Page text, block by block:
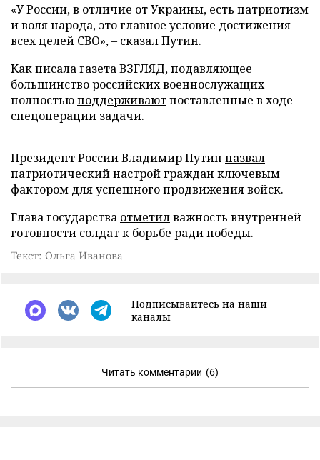
«У России, в отличие от Украины, есть патриотизм
и воля народа, это главное условие достижения
всех целей СВО», – сказал Путин.
Как писала газета ВЗГЛЯД, подавляющее
большинство российских военнослужащих
полностьюподдерживаютпоставленные в ходе
спецоперации задачи.
Президент России Владимир Путин назвал
патриотический настрой граждан ключевым
фактором для успешного продвижения войск.
Глава государства отметилважность внутренней
готовности солдат к борьбе ради победы.
Текст: Ольга Иванова
Подписывайтесь на наши
каналы
Читать комментарии (6)